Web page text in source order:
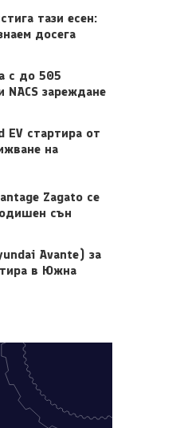
тази есен:
досега
с до 505
NACS зареждане
EV стартира от
на
Zagato се
сън
Avante) за
в Южна